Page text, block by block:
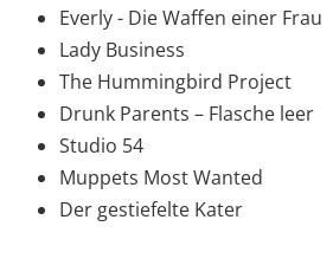
Everly - Die Waffen einer Frau
Lady Business
The Hummingbird Project
Drunk Parents – Flasche leer
Studio 54
Muppets Most Wanted
Der gestiefelte Kater